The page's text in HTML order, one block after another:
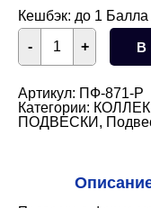
Кешбэк: до 1 Балла
+
товара
звезда
10
мм
- В
Артикул: ПФ-871-Р
Категории:
ПОДВЕСКИ ,